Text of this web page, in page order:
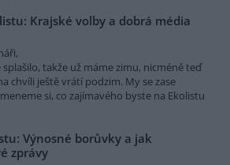
Krajské volby a dobrá média
splašilo, takže už máme zimu, nicméně teď
chvíli ještě vrátí podzim. My se zase
si, co zajímavého byste na Ekolistu
Výnosné borůvky a jak
zprávy